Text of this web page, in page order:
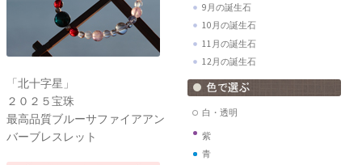
「北十字星」
２０２５宝珠
最高品質ブルーサファイアアン
バーブレスレット
9月の誕生石
10月の誕生石
11月の誕生石
12月の誕生石
白・透明
紫
青